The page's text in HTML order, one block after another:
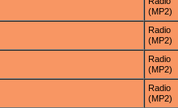
(MP2)
Radio
(MP2)
Radio
(MP2)
Radio
(MP2)